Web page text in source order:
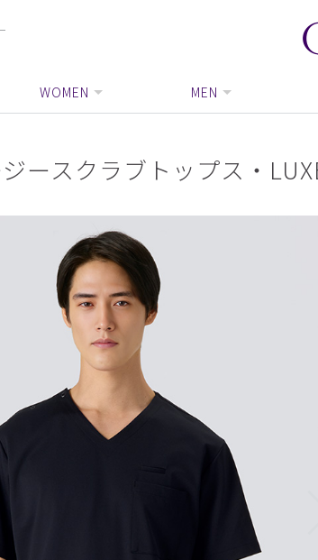
WOMEN MEN
ースクラブトップス・